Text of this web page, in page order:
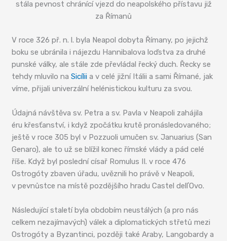
stála pevnost chránící vjezd do neapolského přístavu již
za Římanů
V roce 326 př. n. l. byla Neapol dobyta Římany, po jejichž
boku se ubránila i nájezdu Hannibalova loďstva za druhé
punské války, ale stále zde převládal řecký duch. Řecky se
tehdy mluvilo naSicílii a v celé jižní Itálii a sami Římané, jak
víme, přijali univerzální helénistickou kulturu za svou.
Údajná návštěva sv. Petra a sv. Pavla v Neapoli zahájila
éru křesťanství, i když zpočátku krutě pronásledovaného;
ještě v roce 305 byl v Pozzuoli umučen sv. Januarius (San
Genaro), ale to už se blížil konec římské vlády a pád celé
říše. Když byl poslední císař Romulus II. v roce 476
Ostrogóty zbaven úřadu, uvěznili ho právě v Neapoli,
v pevnůstce na místě pozdějšího hradu Castel dellʼOvo.
Následující staletí byla obdobím neustálých (a pro nás
celkem nezajímavých) válek a diplomatických střetů mezi
Ostrogóty a Byzantinci, později také Araby, Langobardy a